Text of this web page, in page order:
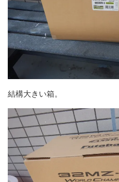
結構大きい箱。